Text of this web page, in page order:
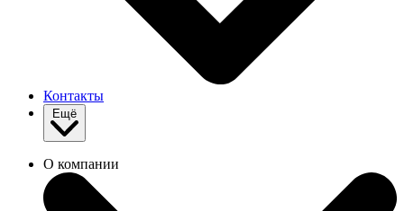
Контакты
О компании